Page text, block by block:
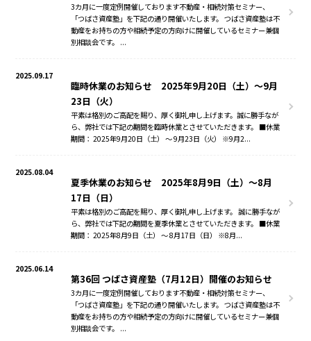
3カ月に一度定例開催しております不動産・相続対策セミナー、
「つばさ資産塾」を下記の通り開催いたします。 つばさ資産塾は不
動産をお持ちの方や相続予定の方向けに開催しているセミナー兼個
別相談会です。 ...
2025.09.17
臨時休業のお知らせ 2025年9月20日（土）～9月
23日（火）
平素は格別のご高配を賜り、厚く御礼申し上げます。誠に勝手なが
ら、弊社では下記の期間を臨時休業とさせていただきます。 ■休業
期間： 2025年9月20日（土） ～ 9月23日（火） ※9月2...
2025.08.04
夏季休業のお知らせ 2025年8月9日（土）～8月
17日（日）
平素は格別のご高配を賜り、厚く御礼申し上げます。 誠に勝手なが
ら、弊社では下記の期間を夏季休業とさせていただきます。 ■休業
期間： 2025年8月9日（土） ～ 8月17日（日） ※8月...
2025.06.14
第36回 つばさ資産塾（7月12日）開催のお知らせ
3カ月に一度定例開催しております不動産・相続対策セミナー、
「つばさ資産塾」を下記の通り開催いたします。 つばさ資産塾は不
動産をお持ちの方や相続予定の方向けに開催しているセミナー兼個
別相談会です。 ...